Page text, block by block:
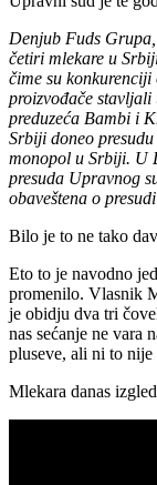
Denjub Fuds
četiri mlekare u
čime su konkurenciji
proizvođače
preduzeća Bambi i
Srbiji doneo
monopol u Srbiji. U
presuda Upravnog
Eto to je navodno
promenilo. Vlasnik
je obidju dva tri
nas sećanje ne vara